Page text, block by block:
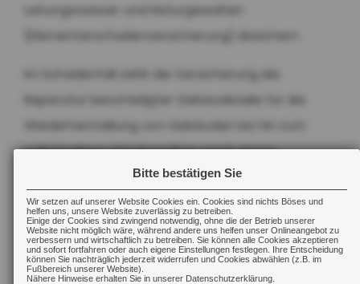
Bitte bestätigen Sie
Wir setzen auf unserer Website Cookies ein. Cookies sind nichts Böses und
helfen uns, unsere Website zuverlässig zu betreiben.
Einige der Cookies sind zwingend notwendig, ohne die der Betrieb unserer
Website nicht möglich wäre, während andere uns helfen unser Onlineangebot zu
verbessern und wirtschaftlich zu betreiben. Sie können alle Cookies akzeptieren
und sofort fortfahren oder auch eigene Einstellungen festlegen. Ihre Entscheidung
können Sie nachträglich jederzeit widerrufen und Cookies abwählen (z.B. im
Fußbereich unserer Website).
Nähere Hinweise erhalten Sie in unserer Datenschutzerklärung.
Leitungswasser und Naturgewalten
(Elementarschadenversicherung) absichern.
Im Schadenfall zahlt die Versicherung die
Reparatur beschädigter Gebäudeteile für die
Wiederherstellung von Gebäuden bis hin zum
vollständigen Wiederaufbau nach einem
Aufräum- oder Abbruchkosten und die
Entsorgung von Gebäudeteilen werden ebenfalls
übernommen.